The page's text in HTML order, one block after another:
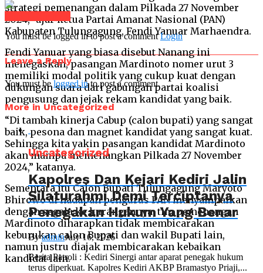
strategi pemenangan dalam Pilkada 27 November
2024,” ujar ketua Partai Amanat Nasional (PAN)
Kabupaten Tulungagung, Fendi Yanuar Marhaendra.
Fendi Yanuar yang biasa disebut Nanang ini
menegaskan, pasangan Mardinoto nomer urut 3
memiliki modal politik yang cukup kuat dengan
dukungan suara dari gabungan partai koalisi
pengusung dan jejak rekam kandidat yang baik.
“Di tambah kinerja Cabup (calon bupati) yang sangat
baik, pesona dan magnet kandidat yang sangat kuat.
Sehingga kita yakin pasangan kandidat Mardinoto
akan mampu memenangkan Pilkada 27 November
2024,” katanya.
Sementara itu Calon Bupati Tulungagung Maryoto
Bhirowo di hadapan pengurus PAN menyampaikan
dengan segala ke kurangannya, tim pemenangan
Mardinoto diharapkan tidak membicarakan
keburukan calon Bupati dan wakil Bupati lain,
namun justru diajak membicarakan kebaikan
kandidat lain.
You must be logged in to post a commentLogin
Leave a Reply
You must belogged into post a comment.
More in Uncategorized
Uncategorized
Kapolres Dan Kejari Kediri Jalin
Silaturahmi Demi Terciptanya
Penegakan Hukum Yang Benar
ByadminJuly 16, 2026
Berita Patroli : Kediri Sinergi antar aparat penegak hukum
terus diperkuat. Kapolres Kediri AKBP Bramastyo Priaji,...